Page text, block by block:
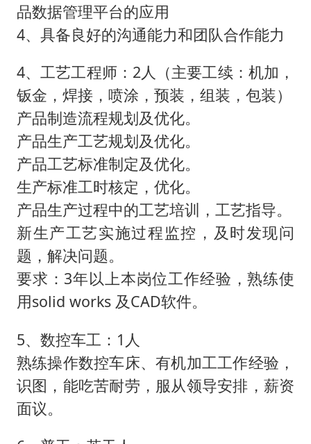
品数据管理平台的应用
4、具备良好的沟通能力和团队合作能力
4、工艺工程师：2人（主要工续：机加，
钣金，焊接，喷涂，预装，组装，包装）
产品制造流程规划及优化。
产品生产工艺规划及优化。
产品工艺标准制定及优化。
生产标准工时核定，优化。
产品生产过程中的工艺培训，工艺指导。
新生产工艺实施过程监控，及时发现问
题，解决问题。
要求：3年以上本岗位工作经验，熟练使
用solid works 及CAD软件。
5、数控车工：1人
熟练操作数控车床、有机加工工作经验，
识图，能吃苦耐劳，服从领导安排，薪资
面议。